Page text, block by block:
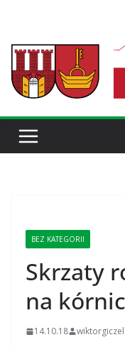
BEZ KATEGORII
Skrzaty
na
14.10.18